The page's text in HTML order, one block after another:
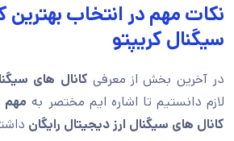
نکات مهم در انتخاب بهترین
سیگنال کریپتو
در آخرین بخش از معرفی کانال های
لازم دانستیم تا اشاره ایم مختصر به مهم
کانال های سیگنال ارز دیجیتال رایگان